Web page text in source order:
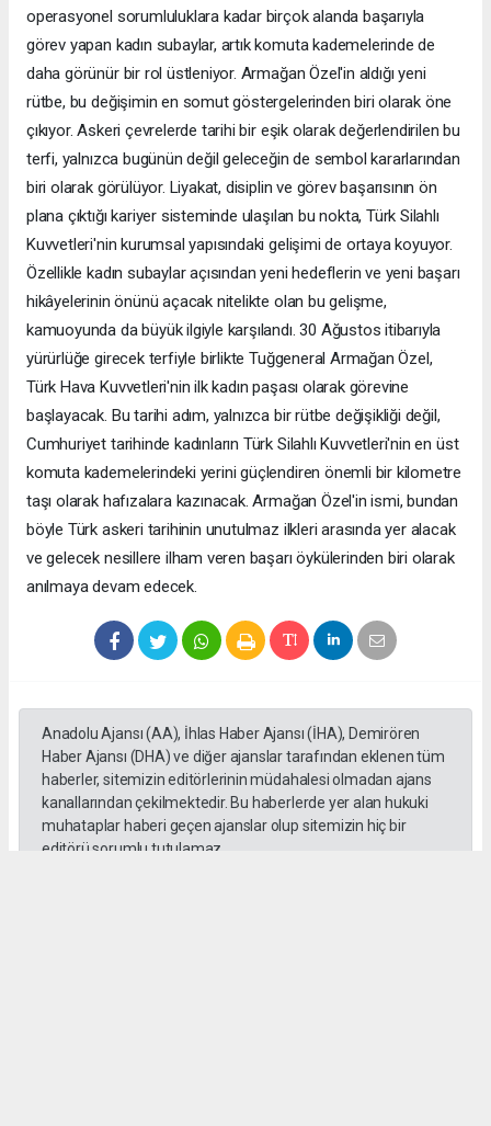
operasyonel sorumluluklara kadar birçok alanda başarıyla
görev yapan kadın subaylar, artık komuta kademelerinde de
daha görünür bir rol üstleniyor. Armağan Özel'in aldığı yeni
rütbe, bu değişimin en somut göstergelerinden biri olarak öne
çıkıyor. Askeri çevrelerde tarihi bir eşik olarak değerlendirilen bu
terfi, yalnızca bugünün değil geleceğin de sembol kararlarından
biri olarak görülüyor. Liyakat, disiplin ve görev başarısının ön
plana çıktığı kariyer sisteminde ulaşılan bu nokta, Türk Silahlı
Kuvvetleri'nin kurumsal yapısındaki gelişimi de ortaya koyuyor.
Özellikle kadın subaylar açısından yeni hedeflerin ve yeni başarı
hikâyelerinin önünü açacak nitelikte olan bu gelişme,
kamuoyunda da büyük ilgiyle karşılandı. 30 Ağustos itibarıyla
yürürlüğe girecek terfiyle birlikte Tuğgeneral Armağan Özel,
Türk Hava Kuvvetleri'nin ilk kadın paşası olarak görevine
başlayacak. Bu tarihi adım, yalnızca bir rütbe değişikliği değil,
Cumhuriyet tarihinde kadınların Türk Silahlı Kuvvetleri'nin en üst
komuta kademelerindeki yerini güçlendiren önemli bir kilometre
taşı olarak hafızalara kazınacak. Armağan Özel'in ismi, bundan
böyle Türk askeri tarihinin unutulmaz ilkleri arasında yer alacak
ve gelecek nesillere ilham veren başarı öykülerinden biri olarak
anılmaya devam edecek.
Anadolu Ajansı (AA), İhlas Haber Ajansı (İHA), Demirören
Haber Ajansı (DHA) ve diğer ajanslar tarafından eklenen tüm
haberler, sitemizin editörlerinin müdahalesi olmadan ajans
kanallarından çekilmektedir. Bu haberlerde yer alan hukuki
muhataplar haberi geçen ajanslar olup sitemizin hiç bir
editörü sorumlu tutulamaz...